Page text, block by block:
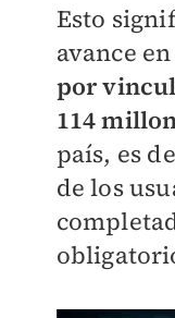
Esto
avance
por
114
país, es
de los